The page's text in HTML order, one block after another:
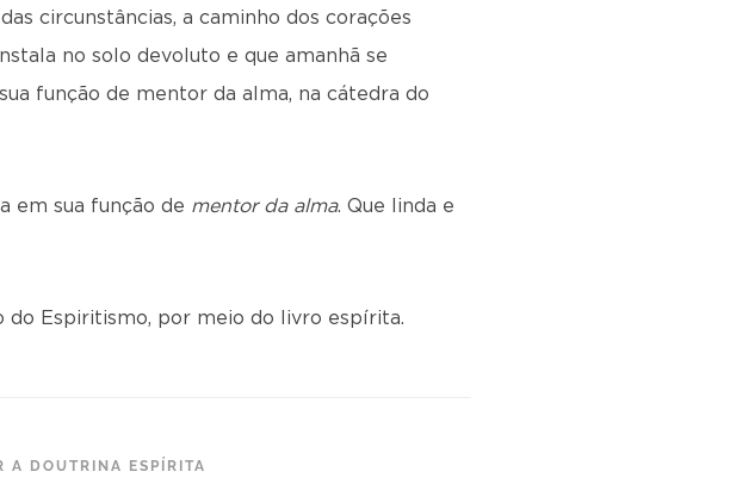
circunstâncias, a caminho dos corações
no solo devoluto e que amanhã se
função de mentor da alma, na cátedra do
em sua função de mentor da alma. Que linda e
do Espiritismo, por meio do livro espírita.
A DOUTRINA ESPÍRITA